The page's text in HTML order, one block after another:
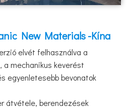
New Materials -Kína
elvét felhasználva a
a mechanikus keverést
egyenletesebb bevonatok
átvétele, berendezések